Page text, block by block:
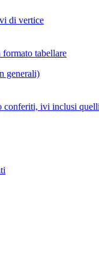
di vertice
tabellare
generali)
ivi inclusi